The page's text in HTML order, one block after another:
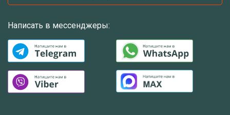
Написать в мессенджеры: